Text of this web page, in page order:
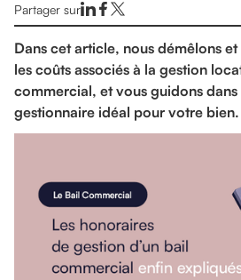
Partager sur
Dans cet article, nous démêlons
les coûts associés à la gestion
commercial, et vous guidons
gestionnaire idéal pour votre bien.